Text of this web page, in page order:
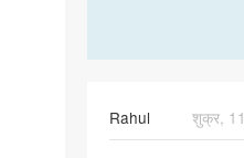
Rahul
शुक्र,